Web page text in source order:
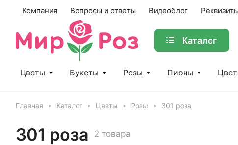
Компания Вопросы и ответы Видеоблог Реквизиты
Каталог
Цветы Букеты Розы Пионы
Главная Каталог Цветы Розы 301 роза
301 роза 2 товара